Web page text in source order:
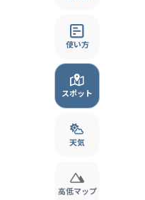
使い方
スポット
天気
高低マップ